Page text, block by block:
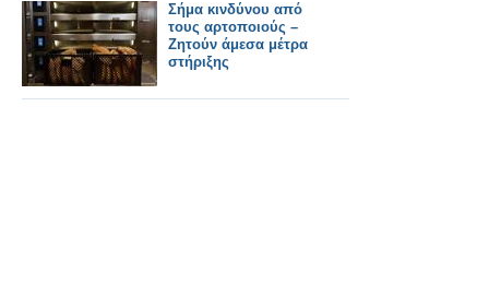
Σήμα κινδύνου από
τους αρτοποιούς –
Ζητούν άμεσα μέτρα
στήριξης